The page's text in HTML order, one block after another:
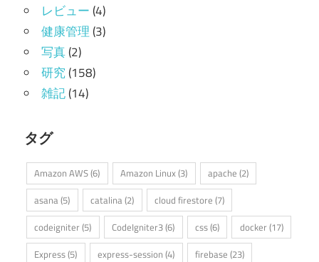
レビュー(4)
健康管理(3)
写真(2)
研究(158)
雑記(14)
タグ
Amazon AWS(6) Amazon Linux(3) apache (2)
asana (5) catalina (2) cloud firestore (7)
codeigniter (5) CodeIgniter3(6) css(6) docker (17)
Express(5) express-session (4) firebase (23)